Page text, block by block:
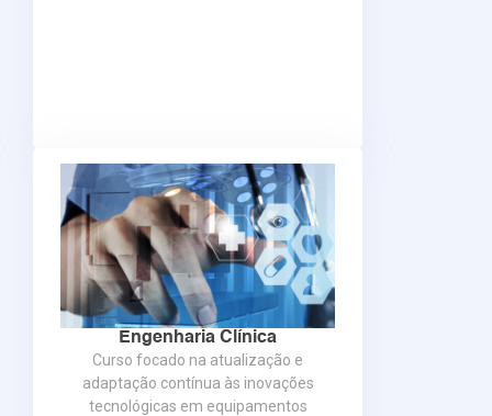
Engenharia Clínica
Curso focado na atualização e
adaptação contínua às inovações
tecnológicas em equipamentos